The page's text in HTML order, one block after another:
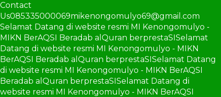
Contact
Us085335000069mikenongomulyo69@gmail.com
Selamat Datang di website resmi MI Kenongomulyo -
MIKN BerAQSI Beradab alQuran berprestaSISelamat
Datang di website resmi MI Kenongomulyo - MIKN
BerAQSI Beradab alQuran berprestaSISelamat Datang
di website resmi MI Kenongomulyo - MIKN BerAQSI
Beradab alQuran berprestaSISelamat Datang di
website resmi MI Kenongomulyo - MIKN BerAQSI